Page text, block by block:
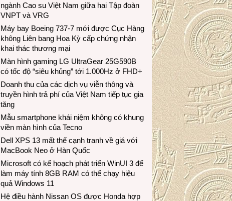
ngành Cao su Việt Nam giữa hai Tập đoàn
VNPT và VRG
Máy bay Boeing 737-7 mới được Cục Hàng
không Liên bang Hoa Kỳ cấp chứng nhận
khai thác thương mại
Màn hình gaming LG UltraGear 25G590B
có tốc độ “siêu khủng” tới 1.000Hz ở FHD+
Doanh thu của các dịch vụ viễn thông và
truyền hình trả phí của Việt Nam tiếp tục gia
tăng
Mẫu smartphone khái niệm không có khung
viền màn hình của Tecno
Dell XPS 13 mất thế cạnh tranh về giá với
MacBook Neo ở Hàn Quốc
Microsoft có kế hoạch phát triển WinUI 3 để
làm máy tính 8GB RAM có thể chạy hiệu
quả Windows 11
Hệ điều hành Nissan OS được Honda hợp